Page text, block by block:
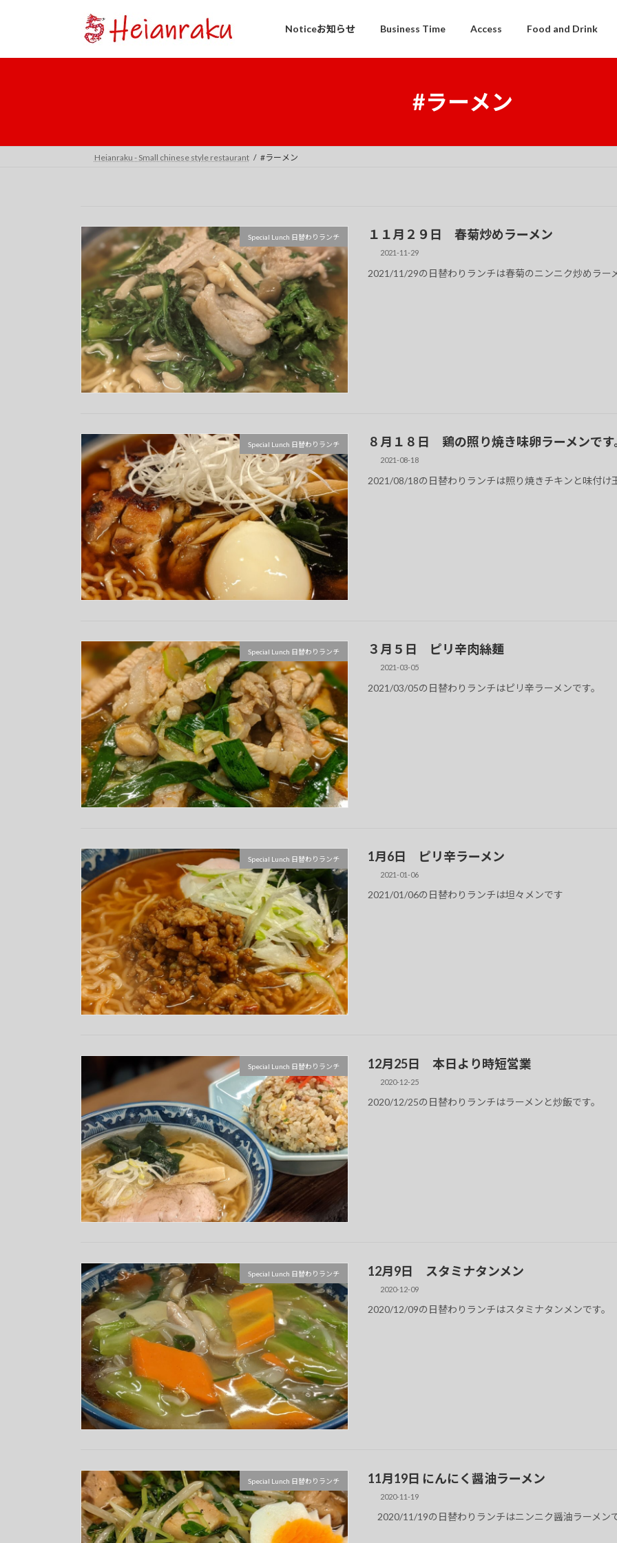
ン
ー
Noticeお知らせ Business Time Access Food and Drink
#ラーメン
Heianraku - Small chinese style restaurant #ラーメン
Special Lunch 日替わりランチ １１月２９日 春菊炒めラーメン
2021-11-29
2021/11/29の日替わりランチは春菊のニンニク炒めラー
Special Lunch 日替わりランチ ８月１８日 鶏の照り焼き味卵ラーメンです
2021-08-18
2021/08/18の日替わりランチは照り焼きチキンと味付け
Special Lunch 日替わりランチ ３月５日 ピリ辛肉絲麺
2021-03-05
2021/03/05の日替わりランチはピリ辛ラーメンです。
Special Lunch 日替わりランチ 1月6日 ピリ辛ラーメン
2021-01-06
2021/01/06の日替わりランチは坦々メンです
Special Lunch 日替わりランチ 12月25日 本日より時短営業
2020-12-25
2020/12/25の日替わりランチはラーメンと炒飯です。
Special Lunch 日替わりランチ 12月9日 スタミナタンメン
2020-12-09
2020/12/09の日替わりランチはスタミナタンメンです。
Special Lunch 日替わりランチ 11月19日 にんにく醤油ラーメン
2020-11-19
2020/11/19の日替わりランチはニンニク醤油ラーメンで